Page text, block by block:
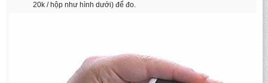
20k / hộp như hình dưới) để đo.